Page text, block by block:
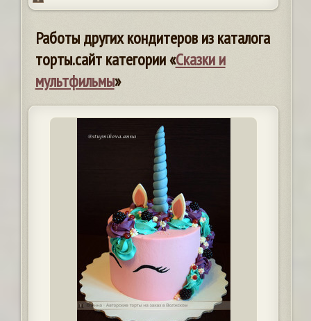
Работы других кондитеров из каталога
торты.сайт категории «Сказки и
мультфильмы»